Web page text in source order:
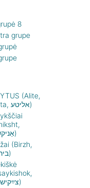
8
grupe
(Alite,
Olita, אליטע)
אַניקשט)
(Birzh,
בירזש)
צײַקישאָק)